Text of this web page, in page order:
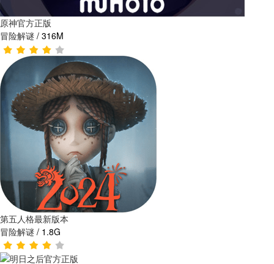
原神官方正版
冒险解谜 / 316M
第五人格最新版本
冒险解谜 / 1.8G